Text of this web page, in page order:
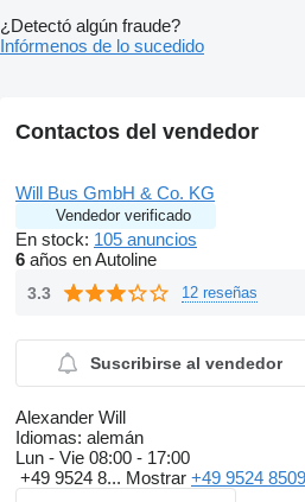
¿Detectó algún fraude?
Infórmenos de lo sucedido
Contactos del vendedor
Will Bus GmbH & Co. KG
Vendedor verificado
En stock: 105 anuncios
6 años en Autoline
3.3 12 reseñas
Suscribirse al vendedor
Alexander Will
Idiomas: alemán
Lun - Vie 08:00 - 17:00
+49 9524 8... Mostrar +49 9524